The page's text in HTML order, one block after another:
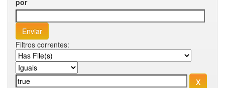
por
Filtros correntes: